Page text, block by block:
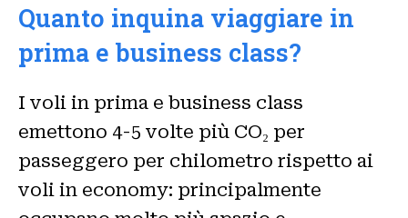
Quanto inquina viaggiare in
prima e business class?
I voli in prima e business class
emettono 4-5 volte più CO₂ per
passeggero per chilometro rispetto ai
voli in economy: principalmente